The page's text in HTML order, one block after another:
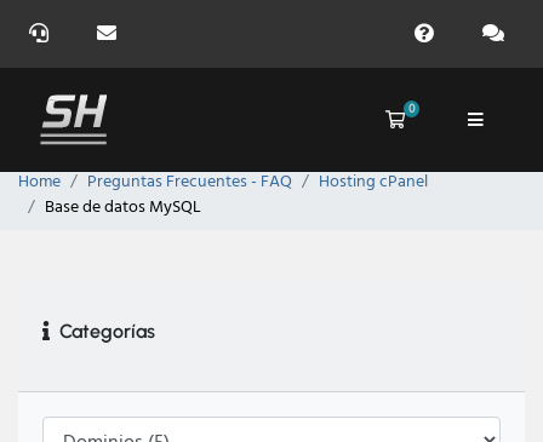
0
Carro de Pedidos
Home Preguntas Frecuentes - FAQ
Hosting cPanel
Base de datos MySQL
Categorías